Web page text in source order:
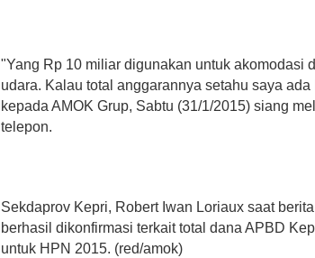
"Yang Rp 10 miliar digunakan untuk akomodasi
udara. Kalau total anggarannya setahu saya
kepada AMOK Grup, Sabtu (31/1/2015) siang
telepon.
Sekdaprov Kepri, Robert Iwan Loriaux saat
berhasil dikonfirmasi terkait total dana APBD
untuk HPN 2015. (red/amok)